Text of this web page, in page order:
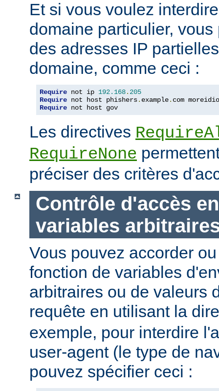
Et si vous voulez
domaine particulier,
des adresses IP
domaine, comme ceci :
Require not ip 192.168. 205
Require not host phishers. example. com
Require not host gov
Les directives
RequireNone
préciser des critères
Contrôle d'accès
variables
Vous pouvez accorder
fonction de variables
arbitraires ou de valeurs
requête en utilisant la
exemple, pour interdire
user-agent (le type de
pouvez spécifier ceci :